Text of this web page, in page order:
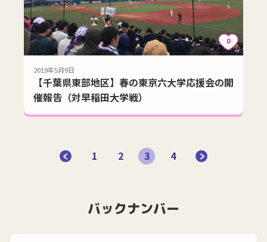
0
2019年5月9日
【千葉県東部地区】春の東京六大学応援会の開
催報告（対早稲田大学戦）
1 2 3 4
バックナンバー